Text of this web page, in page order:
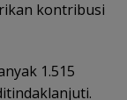
kontribusi
1.515